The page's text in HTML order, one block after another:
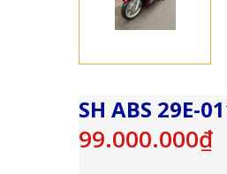
SH ABS 29E-
99.000.000₫